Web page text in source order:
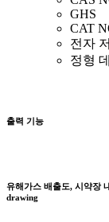
GHS
CAT
전자
정형
출력 기능
유해가스 배출도, 시약장
drawing